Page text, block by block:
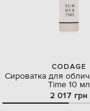
CODAGE
Сироватка для
Time 10 мл
2 017 грн